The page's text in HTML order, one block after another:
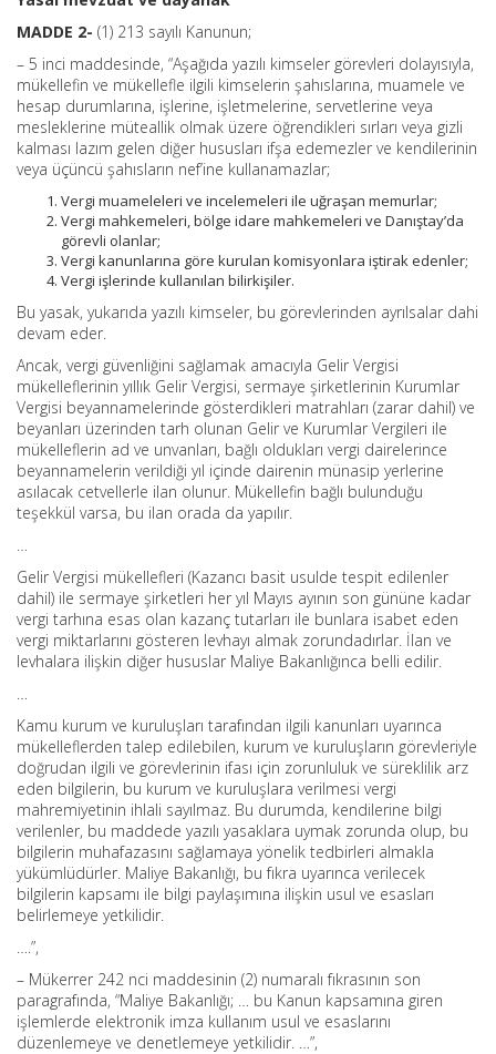
MADDE 2- (1) 213 sayılı Kanunun;
– 5 inci maddesinde, “Aşağıda yazılı kimseler görevleri dolayısıyla,
mükellefin ve mükellefle ilgili kimselerin şahıslarına, muamele ve
hesap durumlarına, işlerine, işletmelerine, servetlerine veya
mesleklerine müteallik olmak üzere öğrendikleri sırları veya gizli
kalması lazım gelen diğer hususları ifşa edemezler ve kendilerinin
veya üçüncü şahısların nef’ine kullanamazlar;
Vergi muameleleri ve incelemeleri ile uğraşan memurlar;
Vergi mahkemeleri, bölge idare mahkemeleri ve Danıştay’da
görevli olanlar;
Vergi kanunlarına göre kurulan komisyonlara iştirak edenler;
Vergi işlerinde kullanılan bilirkişiler.
Bu yasak, yukarıda yazılı kimseler, bu görevlerinden ayrılsalar dahi
devam eder.
Ancak, vergi güvenliğini sağlamak amacıyla Gelir Vergisi
mükelleflerinin yıllık Gelir Vergisi, sermaye şirketlerinin Kurumlar
Vergisi beyannamelerinde gösterdikleri matrahları (zarar dahil) ve
beyanları üzerinden tarh olunan Gelir ve Kurumlar Vergileri ile
mükelleflerin ad ve unvanları, bağlı oldukları vergi dairelerince
beyannamelerin verildiği yıl içinde dairenin münasip yerlerine
asılacak cetvellerle ilan olunur. Mükellefin bağlı bulunduğu
teşekkül varsa, bu ilan orada da yapılır.
…
Gelir Vergisi mükellefleri (Kazancı basit usulde tespit edilenler
dahil) ile sermaye şirketleri her yıl Mayıs ayının son gününe kadar
vergi tarhına esas olan kazanç tutarları ile bunlara isabet eden
vergi miktarlarını gösteren levhayı almak zorundadırlar. İlan ve
levhalara ilişkin diğer hususlar Maliye Bakanlığınca belli edilir.
…
Kamu kurum ve kuruluşları tarafından ilgili kanunları uyarınca
mükelleflerden talep edilebilen, kurum ve kuruluşların görevleriyle
doğrudan ilgili ve görevlerinin ifası için zorunluluk ve süreklilik arz
eden bilgilerin, bu kurum ve kuruluşlara verilmesi vergi
mahremiyetinin ihlali sayılmaz. Bu durumda, kendilerine bilgi
verilenler, bu maddede yazılı yasaklara uymak zorunda olup, bu
bilgilerin muhafazasını sağlamaya yönelik tedbirleri almakla
yükümlüdürler. Maliye Bakanlığı, bu fıkra uyarınca verilecek
bilgilerin kapsamı ile bilgi paylaşımına ilişkin usul ve esasları
belirlemeye yetkilidir.
….”,
– Mükerrer 242 nci maddesinin (2) numaralı fıkrasının son
paragrafında, “Maliye Bakanlığı; … bu Kanun kapsamına giren
işlemlerde elektronik imza kullanım usul ve esaslarını
düzenlemeye ve denetlemeye yetkilidir. …”,